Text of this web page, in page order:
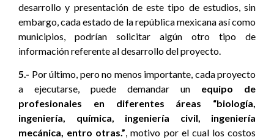
desarrollo y presentación de este tipo de estudios, sin
embargo, cada estado de la república mexicana así como
municipios, podrían solicitar algún otro tipo de
información referente al desarrollo del proyecto.
5.- Por último, pero no menos importante, cada proyecto
a ejecutarse, puede demandar un equipo de
profesionales en diferentes áreas “biología,
ingeniería, química, ingeniería civil, ingeniería
mecánica, entro otras.”, motivo por el cual los costos